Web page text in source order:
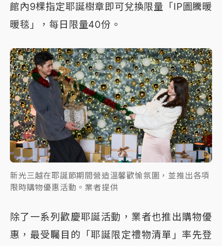
館內9棵指定耶誕樹章即可兌換限量「IP圖騰暖
暖毯」，每日限量40份。
新光三越在耶誕節期間營造溫馨歡愉氛圍，並推出各項
限時購物優惠活動。業者提供
除了一系列歡慶耶誕活動，業者也推出購物優
惠，最受矚目的「耶誕限定禮物清單」率先登